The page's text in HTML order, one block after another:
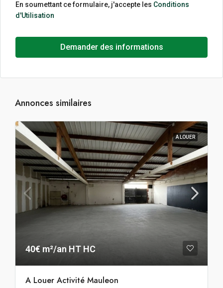
En soumettant ce formulaire, j'accepte les Conditions
d'Utilisation
Demander des informations
Annonces similaires
A LOUER
40€ m²/an HT HC
A Louer Activité Mauleon